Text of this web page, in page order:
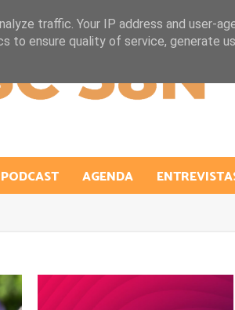
PODCAST AGENDA
traffic. Your IP address and user-
to ensure quality of service, generate